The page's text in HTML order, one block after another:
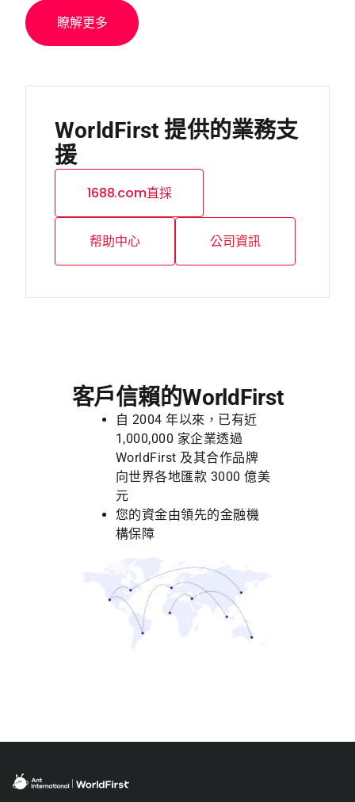
瞭解更多
WorldFirst 提供的業務支
援
1688.com直採
帮助中心 公司資訊
客戶信賴的WorldFirst
自 2004年以來，已有近
1,000,000 家企業透過
WorldFirst 及其合作品牌
向世界各地匯款 3000億美
元
您的資金由領先的金融機
構保障